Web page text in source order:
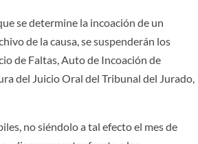
se determine la incoación de un
de la causa, se suspenderán los
de Faltas, Auto de Incoación de
del Juicio Oral del Tribunal del Jurado,
no siéndolo a tal efecto el mes de